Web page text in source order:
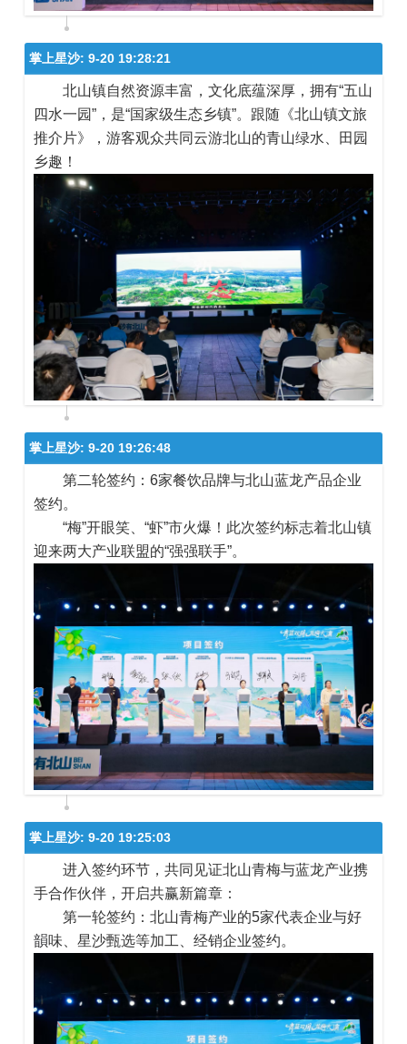
掌上星沙: 9-20 19:28:21
北山镇自然资源丰富，文化底蕴深厚，拥有“五山
四水一园”，是“国家级生态乡镇”。跟随《北山镇文旅
推介片》，游客观众共同云游北山的青山绿水、田园
乡趣！
掌上星沙: 9-20 19:26:48
第二轮签约：6家餐饮品牌与北山蓝龙产品企业
签约。
“梅”开眼笑、“虾”市火爆！此次签约标志着北山镇
迎来两大产业联盟的“强强联手”。
掌上星沙: 9-20 19:25:03
进入签约环节，共同见证北山青梅与蓝龙产业携
手合作伙伴，开启共赢新篇章：
第一轮签约：北山青梅产业的5家代表企业与好
韻味、星沙甄选等加工、经销企业签约。